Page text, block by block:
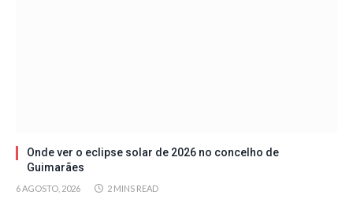
Onde ver o eclipse solar de 2026 no concelho de
Guimarães
6 AGOSTO, 2026 2 MINS READ